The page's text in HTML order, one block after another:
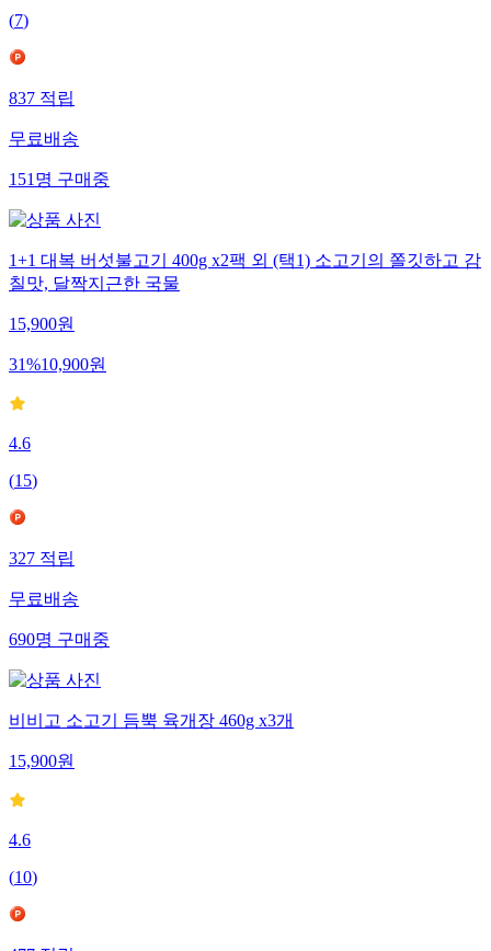
(7)
837적립
무료배송
151명구매중
1+1 대복 버섯불고기 400g x2팩 외 (택1) 소고기의 쫄깃하고 감
칠맛, 달짝지근한 국물
15,900원
31%10,900원
4.6
(15)
327적립
무료배송
690명구매중
비비고 소고기 듬뿍 육개장 460g x3개
15,900원
4.6
(10)